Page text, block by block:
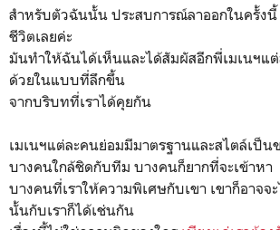
สำหรับตัวฉันนั้น ประสบการณ์ลาออกในครั้งนี้
ชีวิตเลยค่ะ
มันทำให้ฉันได้เห็นและได้สัมผัสอีกพี่เมเนฯแ
ด้วยในแบบที่ลึกขึ้น
จากบริบทที่เราได้คุยกัน
เมเนฯแต่ละคนย่อมมีมาตรฐานและสไตล์เป็น
บางคนใกล้ชิดกับทีม บางคนก็ยากที่จะเข้าหา
บางคนที่เราให้ความพิเศษกับเขา เขาก็อาจจ
นั้นกับเราก็ได้เช่นกัน